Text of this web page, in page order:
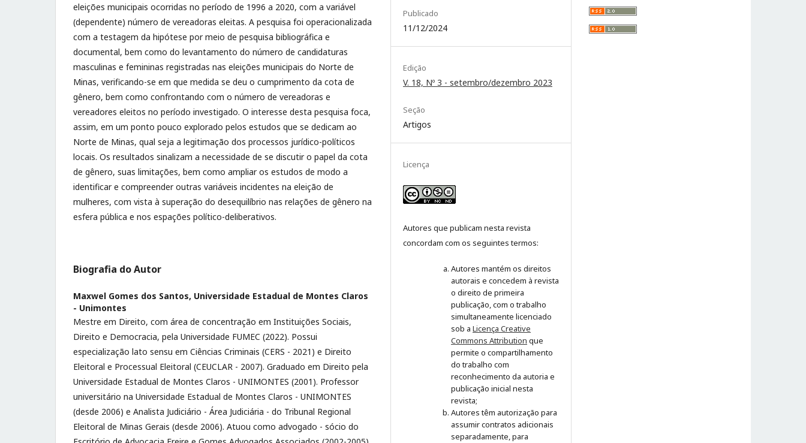
eleições municipais ocorridas no período de 1996 a 2020, com a variável
(dependente) número de vereadoras eleitas. A pesquisa foi operacionalizada
com a testagem da hipótese por meio de pesquisa bibliográfica e
documental, bem como do levantamento do número de candidaturas
masculinas e femininas registradas nas eleições municipais do Norte de
Minas, verificando-se em que medida se deu o cumprimento da cota de
gênero, bem como confrontando com o número de vereadoras e
vereadores eleitos no período investigado. O interesse desta pesquisa foca,
assim, em um ponto pouco explorado pelos estudos que se dedicam ao
Norte de Minas, qual seja a legitimação dos processos jurídico-políticos
locais. Os resultados sinalizam a necessidade de se discutir o papel da cota
de gênero, suas limitações, bem como ampliar os estudos de modo a
identificar e compreender outras variáveis incidentes na eleição de
mulheres, com vista à superação do desequilíbrio nas relações de gênero na
esfera pública e nos espações político-deliberativos.
Biografia do Autor
Maxwel Gomes dos Santos, Universidade Estadual de Montes Claros
- Unimontes
Mestre em Direito, com área de concentração em Instituições Sociais,
Direito e Democracia, pela Universidade FUMEC (2022). Possui
especialização lato sensu em Ciências Criminais (CERS - 2021) e Direito
Eleitoral e Processual Eleitoral (CEUCLAR - 2007). Graduado em Direito pela
Universidade Estadual de Montes Claros - UNIMONTES (2001). Professor
universitário na Universidade Estadual de Montes Claros - UNIMONTES
(desde 2006) e Analista Judiciário - Área Judiciária - do Tribunal Regional
Eleitoral de Minas Gerais (desde 2006). Atuou como advogado - sócio do
Publicado
11/12/2024
Edição
V. 18, Nº 3 - setembro/dezembro 2023
Seção
Artigos
Licença
Autores que publicam nesta revista
concordam com os seguintes termos:
Autores mantém os direitos
autorais e concedem à revista
o direito de primeira
publicação, com o trabalho
simultaneamente licenciado
sob a Licença Creative
Commons Attribution que
permite o compartilhamento
do trabalho com
reconhecimento da autoria e
publicação inicial nesta
revista;
Autores têm autorização para
assumir contratos adicionais
separadamente, para